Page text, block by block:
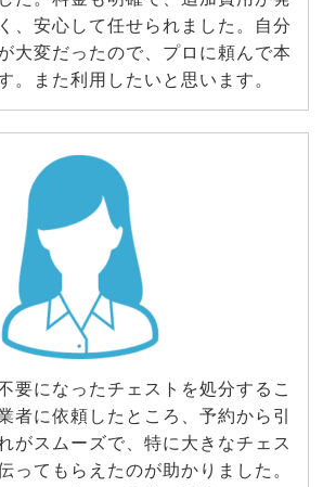
、安心して任せられました。自分
大変だったので、プロに頼んで本
。また利用したいと思います。
要になったチェストを処分するこ
者に依頼したところ、予約から引
がスムーズで、特に大きなチェス
ってもらえたのが助かりました。